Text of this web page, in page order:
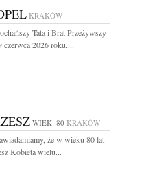
KRAKÓW
Tata i Brat Przeżywszy
czerwca 2026 roku....
WIEK: 80 KRAKÓW
że w wieku 80 lat
Kobieta wielu...